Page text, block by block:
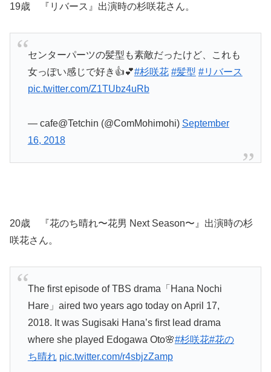
19歳 『リバース』出演時の杉咲花さん。
センターパーツの髪型も素敵だったけど、これも
女っぽい感じで好き👍💕#杉咲花 #髪型 #リバース
pic.twitter.com/Z1TUbz4uRb
— cafe@Tetchin (@ComMohimohi) September
16, 2018
20歳 『花のち晴れ〜花男 Next Season〜』出演時の杉
咲花さん。
The first episode of TBS drama「Hana Nochi
Hare」aired two years ago today on April 17,
2018. It was Sugisaki Hana’s first lead drama
where she played Edogawa Oto🌸#杉咲花#花の
ち晴れ pic.twitter.com/r4sbjzZamp